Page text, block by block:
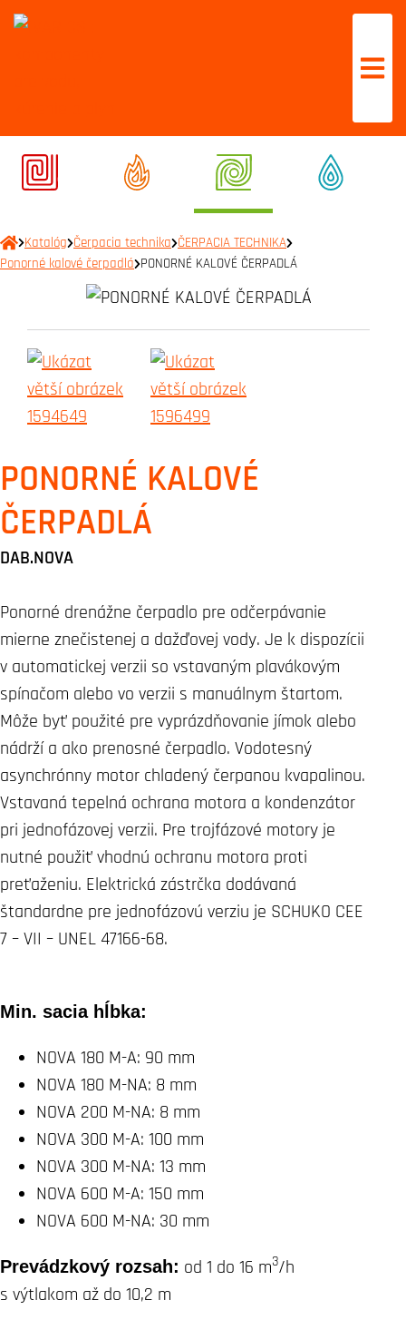
Katalóg Čerpacia technika ČERPACIA TECHNIKA
Ponorné kalové čerpadlá PONORNÉ KALOVÉ ČERPADLÁ
PONORNÉ KALOVÉ
ČERPADLÁ
DAB.NOVA
Ponorné drenážne čerpadlo pre odčerpávanie
mierne znečistenej a dažďovej vody. Je k dispozícii
v automatickej verzii so vstavaným plavákovým
spínačom alebo vo verzii s manuálnym štartom.
Môže byť použité pre vyprázdňovanie jímok alebo
nádrží a ako prenosné čerpadlo. Vodotesný
asynchrónny motor chladený čerpanou kvapalinou.
Vstavaná tepelná ochrana motora a kondenzátor
pri jednofázovej verzii. Pre trojfázové motory je
nutné použiť vhodnú ochranu motora proti
preťaženiu. Elektrická zástrčka dodávaná
štandardne pre jednofázovú verziu je SCHUKO CEE
7 – VII – UNEL 47166-68.
Min. sacia hĺbka:
NOVA 180 M-A: 90 mm
NOVA 180 M-NA: 8 mm
NOVA 200 M-NA: 8 mm
NOVA 300 M-A: 100 mm
NOVA 300 M-NA: 13 mm
NOVA 600 M-A: 150 mm
NOVA 600 M-NA: 30 mm
Prevádzkový rozsah: od 1 do 16 m3/h
s výtlakom až do 10,2 m